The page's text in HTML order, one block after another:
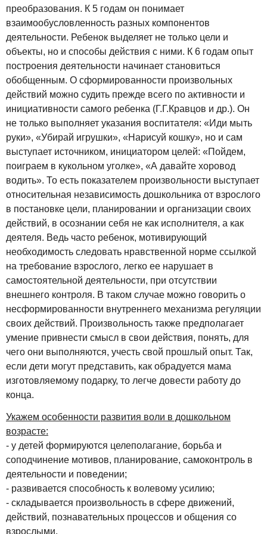
преобразования. К 5 годам он понимает
взаимообусловленность разных компонентов
деятельности. Ребенок выделяет не только цели и
объекты, но и способы действия с ними. К 6 годам опыт
построения деятельности начинает становиться
обобщенным. О сформированности произвольных
действий можно судить прежде всего по активности и
инициативности самого ребенка (Г.Г.Кравцов и др.). Он
не только выполняет указания воспитателя: «Иди мыть
руки», «Убирай игрушки», «Нарисуй кошку», но и сам
выступает источником, инициатором целей: «Пойдем,
поиграем в кукольном уголке», «А давайте хоровод
водить». То есть показателем произвольности выступает
относительная независимость дошкольника от взрослого
в постановке цели, планировании и организации своих
действий, в осознании себя не как исполнителя, а как
деятеля. Ведь часто ребенок, мотивирующий
необходимость следовать нравственной норме ссылкой
на требование взрослого, легко ее нарушает в
самостоятельной деятельности, при отсутствии
внешнего контроля. В таком случае можно говорить о
несформированности внутреннего механизма регуляции
своих действий. Произвольность также предполагает
умение привнести смысл в свои действия, понять, для
чего они выполняются, учесть свой прошлый опыт. Так,
если дети могут представить, как обрадуется мама
изготовляемому подарку, то легче довести работу до
конца.
Укажем особенности развития воли в дошкольном
возрасте:
- у детей формируются целеполагание, борьба и
соподчинение мотивов, планирование, самоконтроль в
деятельности и поведении;
- развивается способность к волевому усилию;
- складывается произвольность в сфере движений,
действий, познавательных процессов и общения со
взрослыми.